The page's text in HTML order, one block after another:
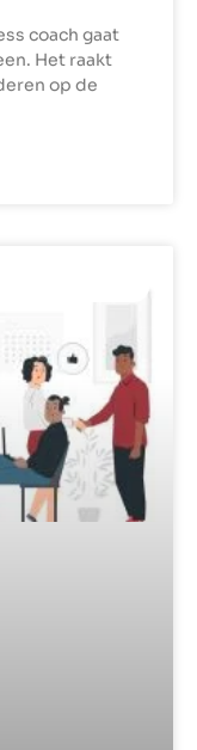
coach gaat
Het raakt
op de